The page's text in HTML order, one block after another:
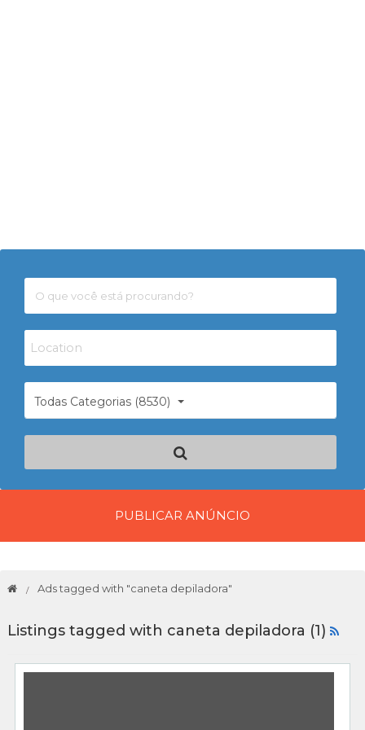
Todas Categorias (8530)
PUBLICAR ANÚNCIO
Ads tagged with "caneta depiladora"
Listings tagged with caneta depiladora (1)